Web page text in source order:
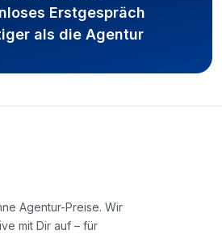
Erstgespräch
als die Agentur
Agentur-Preise. Wir
mit Dir auf – für